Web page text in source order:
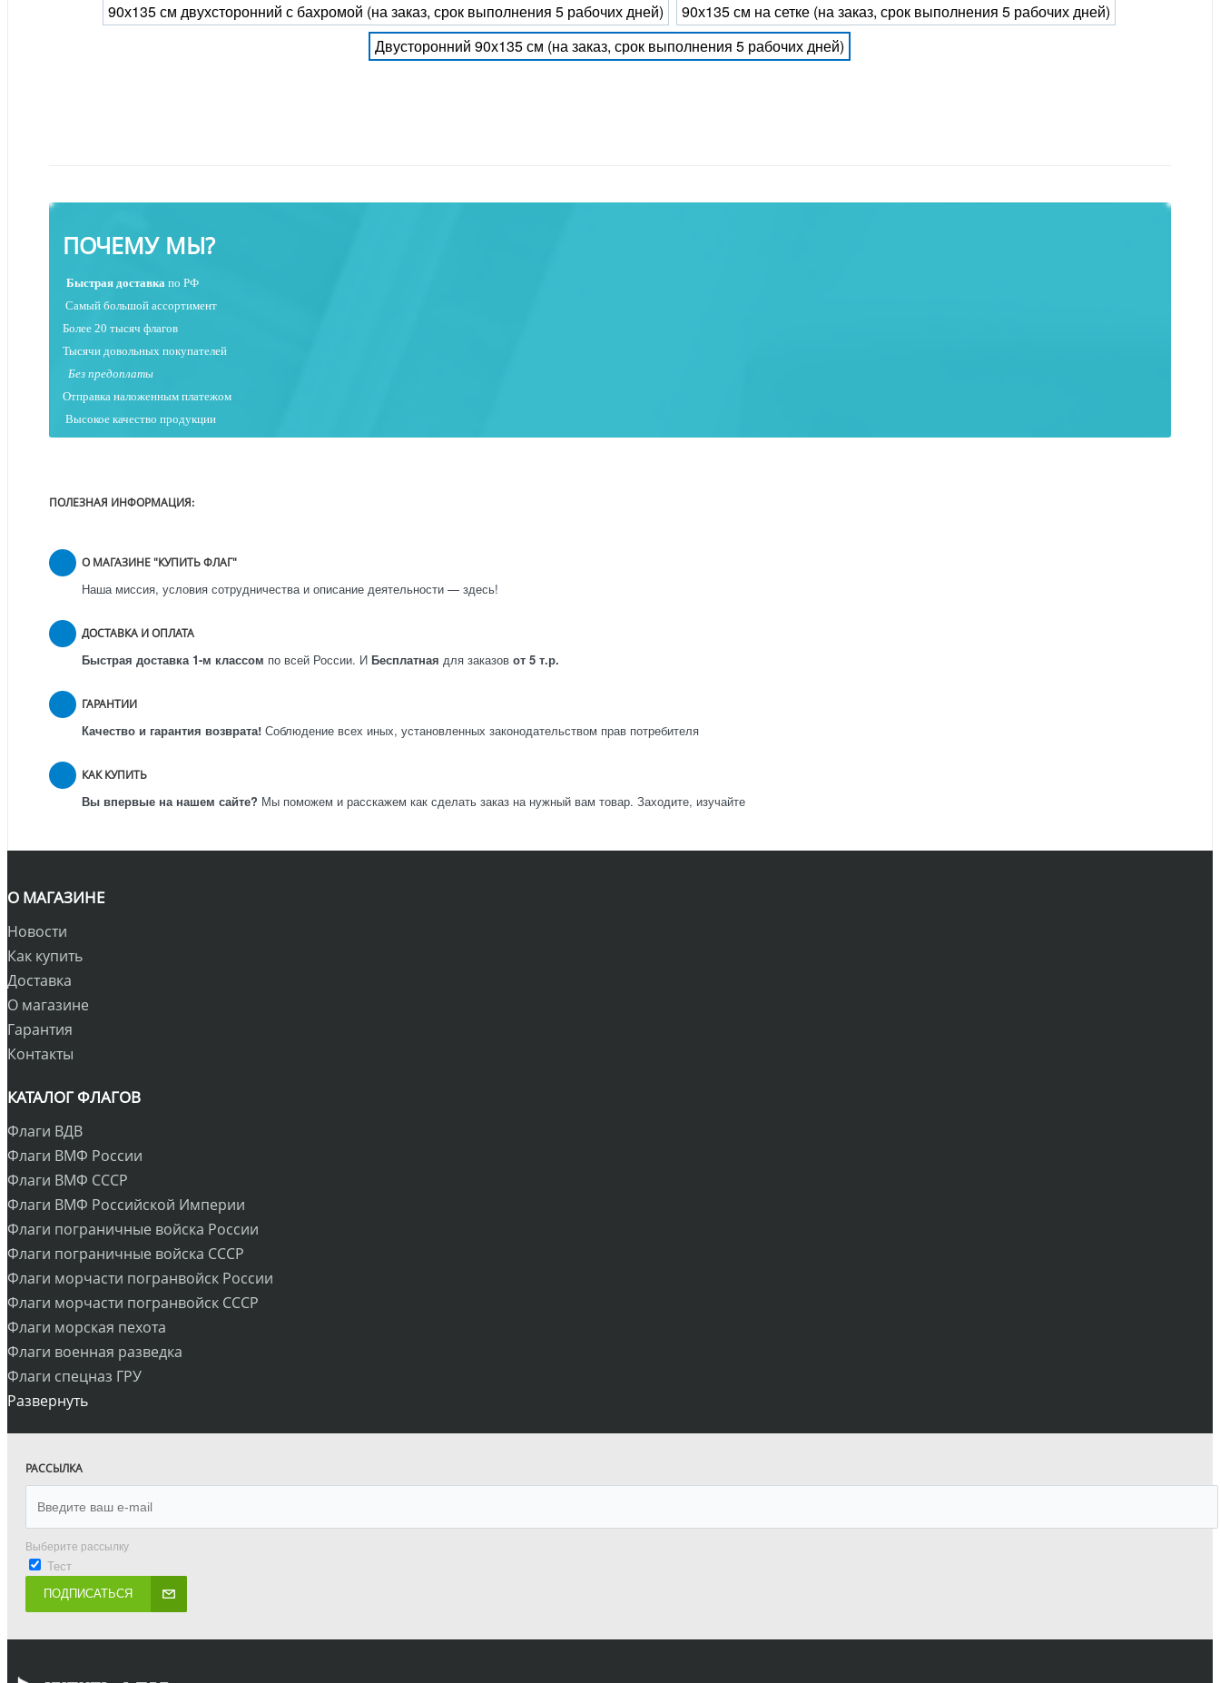
90х135 см двухсторонний с бахромой (на заказ, срок выполнения 5 рабочих дней)
90х135 см на сетке (на заказ, срок выполнения 5 рабочих дней)
Двусторонний 90х135 см (на заказ, срок выполнения 5 рабочих дней)
ПОЧЕМУ МЫ?
Быстрая доставка по РФ
Самый большой ассортимент
Более 20 тысяч флагов
Тысячи довольных покупателей
Без предоплаты
Отправка наложенным платежом
Высокое качество продукции
ПОЛЕЗНАЯ ИНФОРМАЦИЯ:
О МАГАЗИНЕ "КУПИТЬ ФЛАГ"
Наша миссия, условия сотрудничества и описание деятельности — здесь!
ДОСТАВКА И ОПЛАТА
Быстрая доставка 1-м классом по всей России. И Бесплатная для заказов от 5 т.р.
ГАРАНТИИ
Качество и гарантия возврата! Соблюдение всех иных, установленных законодательством прав потребителя
КАК КУПИТЬ
Вы впервые на нашем сайте? Мы поможем и расскажем как сделать заказ на нужный вам товар. Заходите, изучайте
О МАГАЗИНЕ
Новости
Как купить
Доставка
О магазине
Гарантия
Контакты
КАТАЛОГ ФЛАГОВ
Флаги ВДВ
Флаги ВМФ России
Флаги ВМФ СССР
Флаги ВМФ Российской Империи
Флаги пограничные войска России
Флаги пограничные войска СССР
Флаги морчасти погранвойск России
Флаги морчасти погранвойск СССР
Флаги морская пехота
Флаги военная разведка
Флаги спецназ ГРУ
Развернуть
РАССЫЛКА
Выберите рассылку
Тест
ПОДПИСАТЬСЯ